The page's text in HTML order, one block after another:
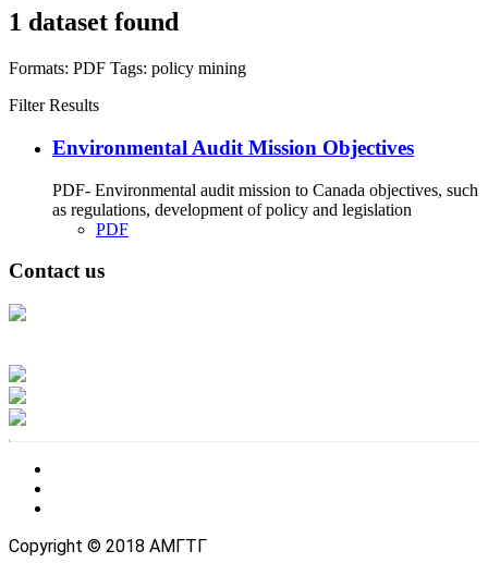
1 dataset found
Formats: PDF Tags: policy mining
Filter Results
Environmental Audit Mission Objectives
PDF- Environmental audit mission to Canada objectives, such
as regulations, development of policy and legislation
PDF
Contact us
Copyright © 2018 АМГТГ